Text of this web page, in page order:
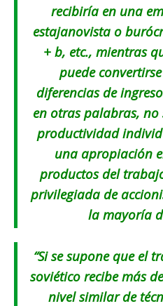
recibiría en una
estajanovista o
+ b, etc., mientras
puede
diferencias de
en otras palabras,
productividad
una apropiación
productos del
privilegiada de
la mayoría
“Si se supone que el
soviético recibe más
nivel similar de